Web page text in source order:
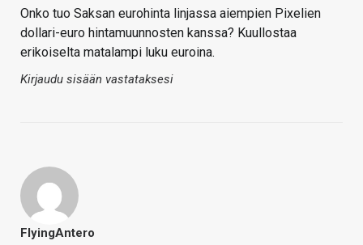
Onko tuo Saksan eurohinta linjassa aiempien Pixelien
dollari-euro hintamuunnosten kanssa? Kuullostaa
erikoiselta matalampi luku euroina.
Kirjaudu sisään vastataksesi
FlyingAntero